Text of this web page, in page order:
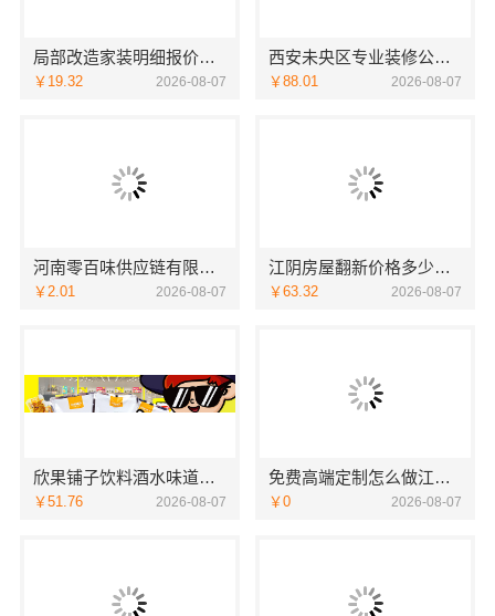
局部改造家装明细报价，万赢饰家新型建筑材料有限公司精准核算
￥19.32 2026-08-07
西安未央区专业装修公寓免费量房居安天成
￥88.01 2026-08-07
河南零百味供应链有限公司社区整店输出量贩零食适配全场景
￥2.01 2026-08-07
江阴房屋翻新价格多少？无锡亿莱居装饰工程材料有限公司全流程品控
￥63.32 2026-08-07
欣果铺子饮料酒水味道非常不错
￥51.76 2026-08-07
免费高端定制怎么做江苏东钢金属家居有限公司
￥0 2026-08-07